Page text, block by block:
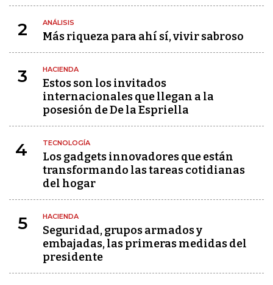
2 ANÁLISIS
Más riqueza para ahí sí, vivir sabroso
3 HACIENDA
Estos son los invitados
internacionales que llegan a la
posesión de De la Espriella
4 TECNOLOGÍA
Los gadgets innovadores que están
transformando las tareas cotidianas
del hogar
5 HACIENDA
Seguridad, grupos armados y
embajadas, las primeras medidas del
presidente